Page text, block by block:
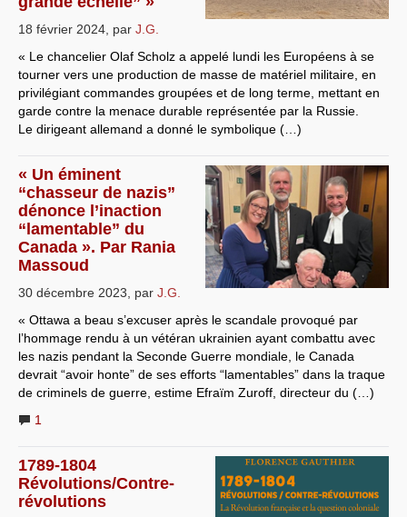
18 février 2024 par J.G.
« Le chancelier Olaf Scholz a appelé lundi les Européens à se
tourner vers une production de masse de matériel militaire, en
privilégiant commandes groupées et de long terme, mettant en
garde contre la menace durable représentée par la Russie.
Le dirigeant allemand a donné le symbolique (…)
« Un éminent
“chasseur de nazis”
dénonce l’inaction
“lamentable” du
Canada ». Par Rania
Massoud
30 décembre 2023 par J.G.
« Ottawa a beau s’excuser après le scandale provoqué par
l’hommage rendu à un vétéran ukrainien ayant combattu avec
les nazis pendant la Seconde Guerre mondiale, le Canada
devrait “avoir honte” de ses efforts “lamentables” dans la traque
de criminels de guerre, estime Efraïm Zuroff, directeur du (…)
1
1789-1804
Révolutions/Contre-
révolutions